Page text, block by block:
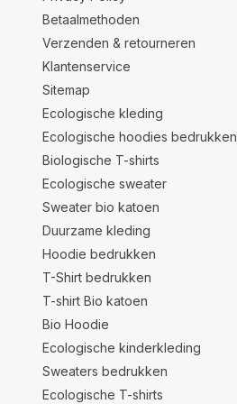
Betaalmethoden
Verzenden & retourneren
Klantenservice
Sitemap
Ecologische kleding
Ecologische hoodies bedrukken
Biologische T-shirts
Ecologische sweater
Sweater bio katoen
Duurzame kleding
Hoodie bedrukken
T-Shirt bedrukken
T-shirt Bio katoen
Bio Hoodie
Ecologische kinderkleding
Sweaters bedrukken
Ecologische T-shirts